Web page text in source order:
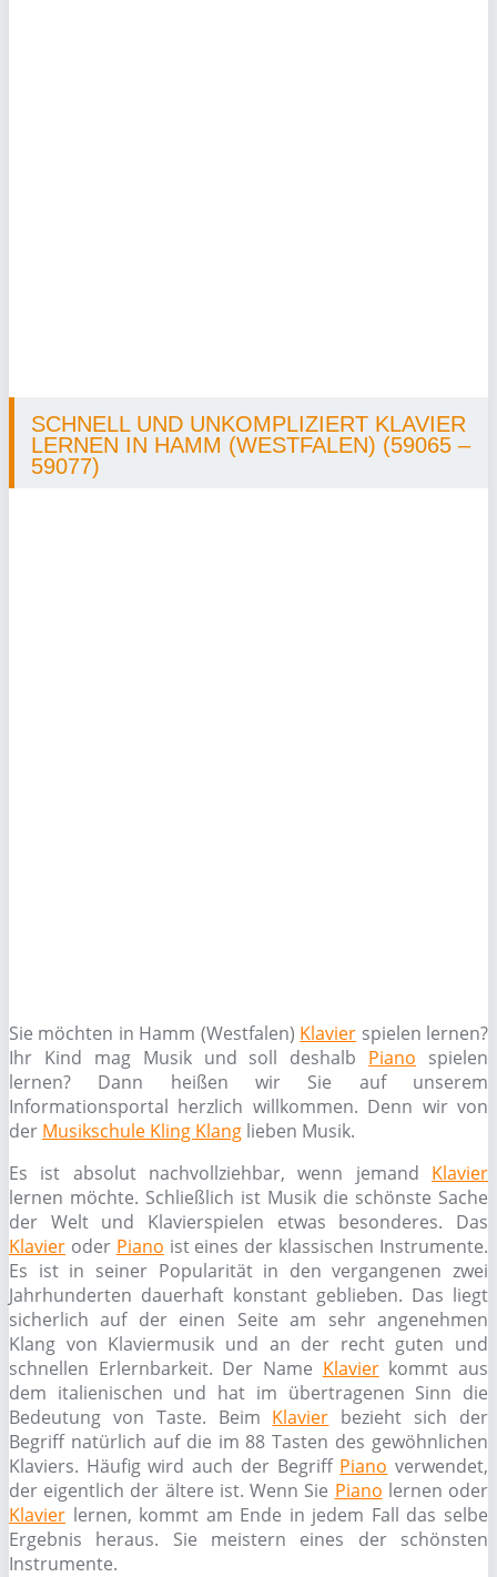
SCHNELL UND UNKOMPLIZIERT KLAVIER
LERNEN IN HAMM (WESTFALEN) (59065 –
59077)
Sie möchten in Hamm (Westfalen) Klavier spielen lernen?
Ihr Kind mag Musik und soll deshalb Piano spielen
lernen? Dann heißen wir Sie auf unserem
Informationsportal herzlich willkommen. Denn wir von
der Musikschule Kling Klang lieben Musik.
Es ist absolut nachvollziehbar, wenn jemand Klavier
lernen möchte. Schließlich ist Musik die schönste Sache
der Welt und Klavierspielen etwas besonderes. Das
Klavier oder Piano ist eines der klassischen Instrumente.
Es ist in seiner Popularität in den vergangenen zwei
Jahrhunderten dauerhaft konstant geblieben. Das liegt
sicherlich auf der einen Seite am sehr angenehmen
Klang von Klaviermusik und an der recht guten und
schnellen Erlernbarkeit. Der Name Klavierkommt aus
dem italienischen und hat im übertragenen Sinn die
Bedeutung von Taste. Beim Klavier bezieht sich der
Begriff natürlich auf die im 88 Tasten des gewöhnlichen
Klaviers. Häufig wird auch der Begriff Piano verwendet,
der eigentlich der ältere ist. Wenn Sie Piano lernen oder
Klavier lernen, kommt am Ende in jedem Fall das selbe
Ergebnis heraus. Sie meistern eines der schönsten
Instrumente.